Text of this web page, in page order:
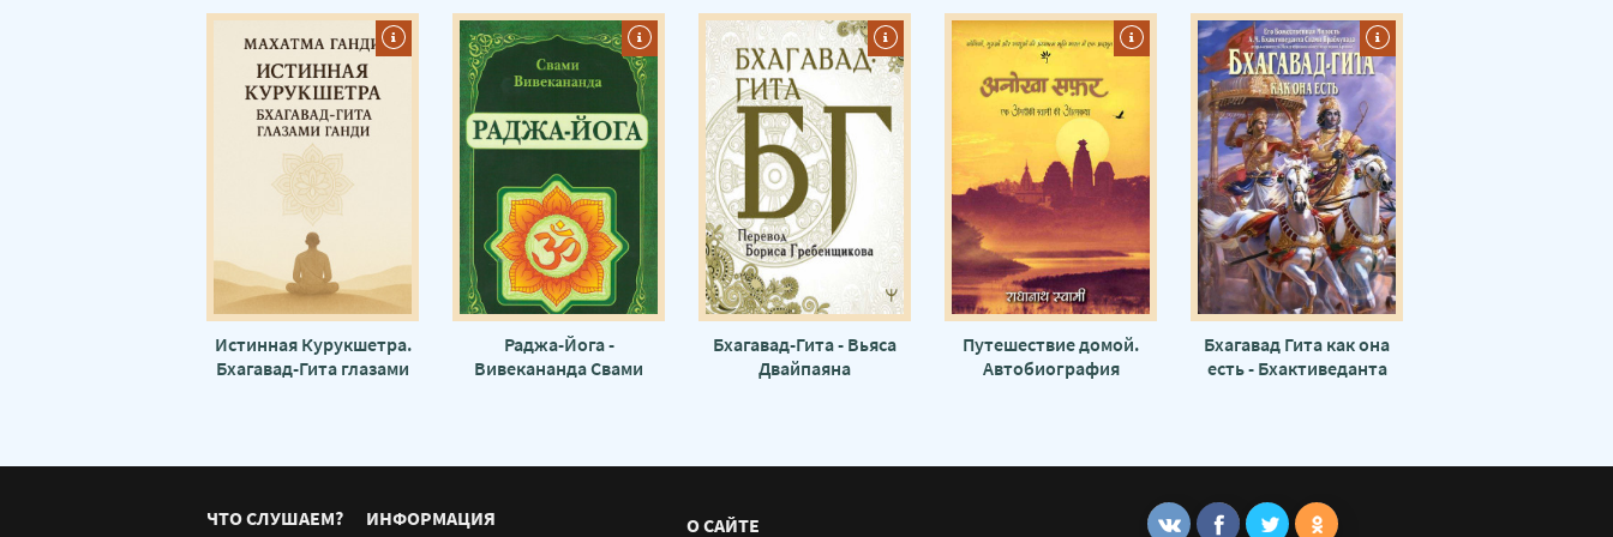
Истинная Курукшетра.
Бхагавад-Гита глазами
Раджа-Йога -
Вивекананда Свами
Бхагавад-Гита - Вьяса
Двайпаяна
Путешествие домой.
Автобиография
Бхагавад Гита как она
есть - Бхактиведанта
ЧТО СЛУШАЕМ? ИНФОРМАЦИЯ О САЙТЕ